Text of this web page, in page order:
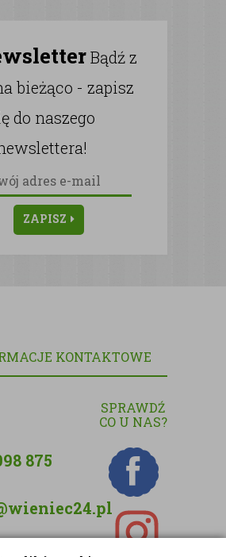
Bądź z
bieżąco - zapisz
do naszego
ZAPISZ
KONTAKTOWE
875
SPRAWDŹ
CO U NAS?